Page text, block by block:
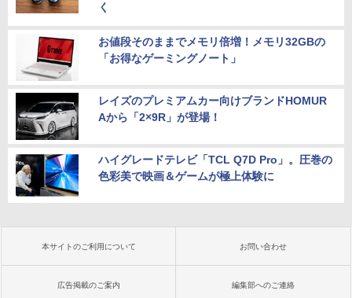
く
お値段そのままでメモリ倍増！メモリ32GBの
「お得なゲーミングノート」
レイズのプレミアムカー向けブランドHOMUR
Aから「2×9R」が登場！
ハイグレードテレビ「TCL Q7D Pro」。圧巻の
色彩美で映画＆ゲームが極上体験に
本サイトのご利用について お問い合わせ
広告掲載のご案内 編集部へのご連絡